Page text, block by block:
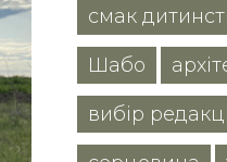
смак
Шабо
вибір